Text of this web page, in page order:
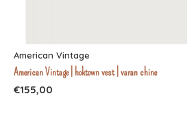
American Vintage
American Vintage | hoktown vest | varan chine
€155,00